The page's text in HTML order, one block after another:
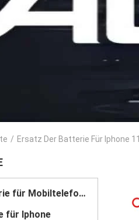
/ Ersatz Der Batterie Für Iphone 11
Li-Ionen-Batterie für Mobiltelefone
für Iphone